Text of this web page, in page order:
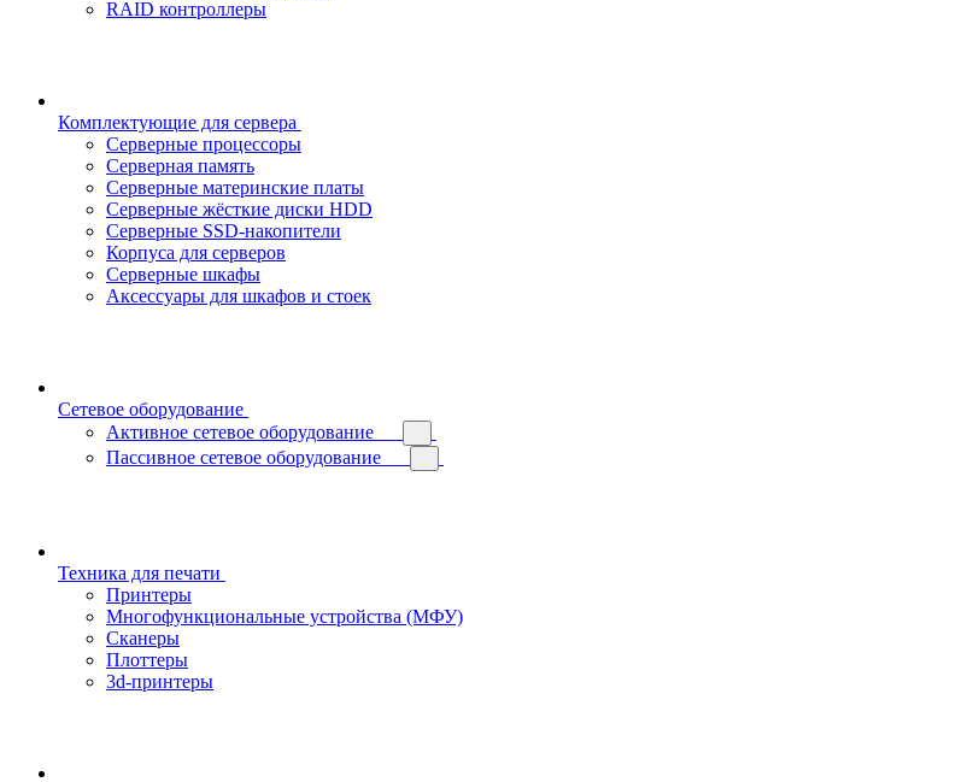
RAID контроллеры
Комплектующие для сервера
Серверные процессоры
Серверная память
Серверные материнские платы
Серверные жёсткие диски HDD
Серверные SSD-накопители
Корпуса для серверов
Серверные шкафы
Аксессуары для шкафов и стоек
Сетевое оборудование
Активное сетевое оборудование
Пассивное сетевое оборудование
Техника для печати
Принтеры
Многофункциональные устройства (МФУ)
Сканеры
Плоттеры
3d-принтеры